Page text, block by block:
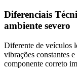
Diferenciais
ambiente severo
Diferente de veículos
vibrações constantes
componente correto